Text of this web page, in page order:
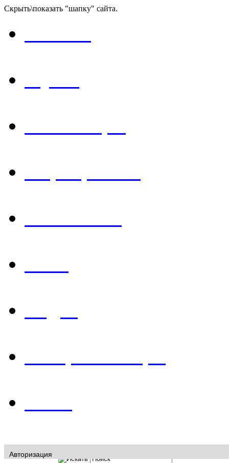
Скрыть\показать "шапку" сайта.
Авторизация